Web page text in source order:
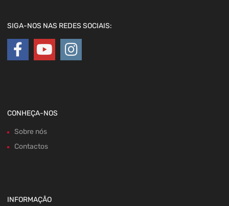
SIGA-NOS NAS REDES SOCIAIS:
CONHEÇA-NOS
Sobre nós
Contactos
INFORMAÇÃO